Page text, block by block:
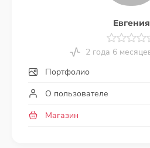
Евгения
2 года 6
Портфолио
О пользователе
Магазин